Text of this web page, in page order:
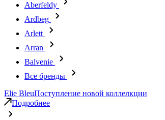
Aberfeldy
Ardbeg
Arlett
Arran
Balvenie
Все бренды
Elie BleuПоступление новой коллелкции
Подробнее